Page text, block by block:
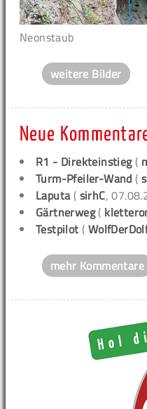
Neonstaub
weitere Bilder
Neue
R1 - Direkteinstieg(
Turm-Pfeiler-Wand (
Laputa( sirhC,
Gärtnerweg(
Testpilot (
mehr Kommentare